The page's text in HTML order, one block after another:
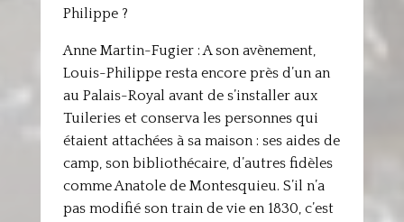
Philippe ?
Anne Martin-Fugier : A son avènement,
Louis-Philippe resta encore près d’un an
au Palais-Royal avant de s’installer aux
Tuileries et conserva les personnes qui
étaient attachées à sa maison : ses aides de
camp, son bibliothécaire, d’autres fidèles
comme Anatole de Montesquieu. S’il n’a
pas modifié son train de vie en 1830, c’est